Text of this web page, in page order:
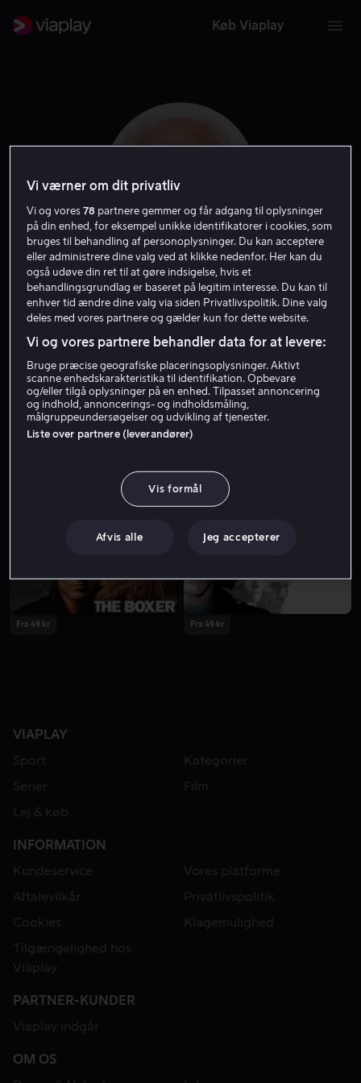
Køb Viaplay
Jim Sheridan
Fra 49 kr
Fra 49 kr Fra 49 kr
VIAPLAY
Sport
Kategorier
Serier
Film
Lej & køb
INFORMATION
Kundeservice
Vores platforme
Aftalevilkår
Privatlivspolitik
Cookies
Klagemulighed
Tilgængelighed hos
Viaplay
PARTNER-KUNDER
Viaplay indgår
OM OS
Vi værner om dit privatliv
Vi og vores78 partnere gemmer og får adgang til oplysninger
på din enhed, for eksempel unikke identifikatorer i cookies, som
bruges til behandling af personoplysninger. Du kan acceptere
eller administrere dine valg ved at klikke nedenfor. Her kan du
også udøve din ret til at gøre indsigelse, hvis et
behandlingsgrundlag er baseret på legitim interesse. Du kan til
enhver tid ændre dine valg via siden Privatlivspolitik. Dine valg
deles med vores partnere og gælder kun for dette website.
Vi og vores partnere behandler data for at levere:
Bruge præcise geografiske placeringsoplysninger. Aktivt
scanne enhedskarakteristika til identifikation. Opbevare
og/eller tilgå oplysninger på en enhed. Tilpasset annoncering
og indhold, annoncerings- og indholdsmåling,
målgruppeundersøgelser og udvikling af tjenester.
Liste over partnere (leverandører)
Vis formål
Afvis alle Jeg accepterer